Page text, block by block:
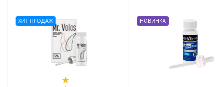
ХИТ ПРОДАЖ НОВИНКА